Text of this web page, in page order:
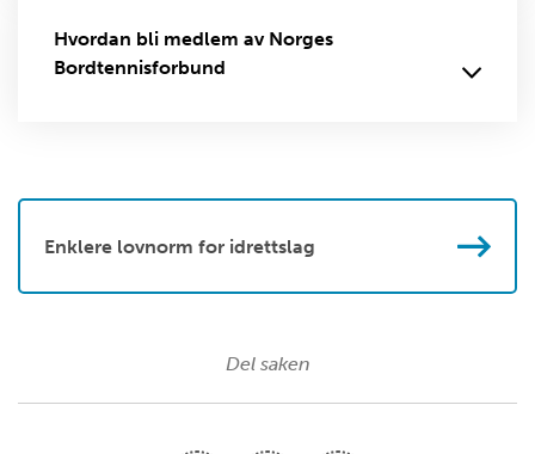
Hvordan bli medlem av Norges
Bordtennisforbund
Enklere lovnorm for idrettslag
Del saken